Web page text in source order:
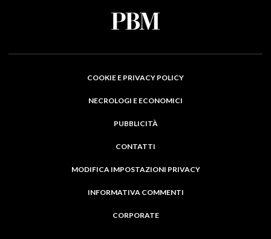
COOKIE E PRIVACY POLICY
NECROLOGI E ECONOMICI
PUBBLICITÀ
CONTATTI
MODIFICA IMPOSTAZIONI PRIVACY
INFORMATIVA COMMENTI
CORPORATE